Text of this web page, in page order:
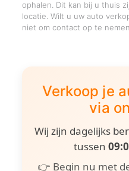
ophalen. Dit kan bij u thuis
locatie. Wilt u uw auto
niet om contact op te nemen.
Verkoop je
via
Wij zijn dagelijks
tussen
👉 Begin nu met